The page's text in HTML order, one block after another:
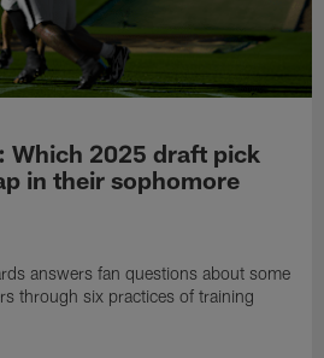
Which 2025 draft pick
in their sophomore
answers fan questions about some
through six practices of training